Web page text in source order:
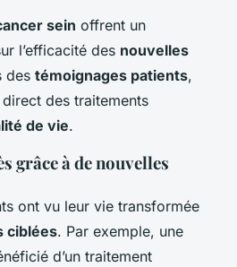
sein offrent un
l’efficacité des nouvelles
des témoignages patients,
des traitements
de vie.
grâce à de nouvelles
ont vu leur vie transformée
ciblées. Par exemple, une
d’un traitement